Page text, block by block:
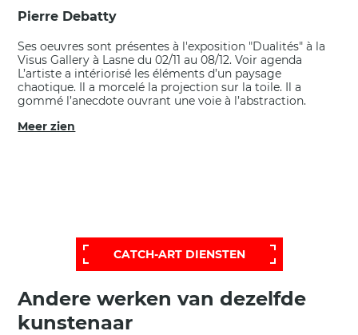
Pierre Debatty
Ses oeuvres sont présentes à l'exposition "Dualités" à la
Visus Gallery à Lasne du 02/11 au 08/12. Voir agenda
L’artiste a intériorisé les éléments d’un paysage
chaotique. Il a morcelé la projection sur la toile. Il a
gommé l’anecdote ouvrant une voie à l’abstraction.
Meer zien
CATCH-ART DIENSTEN
Andere werken van dezelfde
kunstenaar